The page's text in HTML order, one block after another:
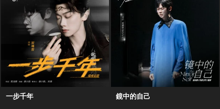
一步千年 鏡中的自己